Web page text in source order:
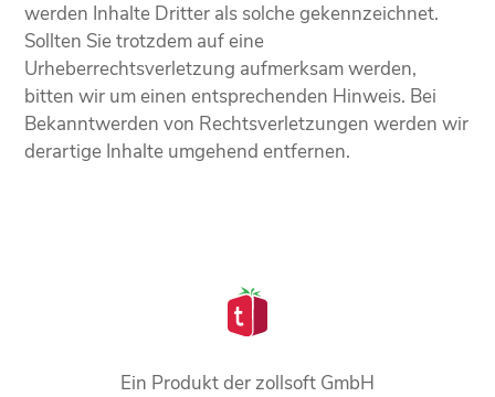
werden Inhalte Dritter als solche gekennzeichnet.
Sollten Sie trotzdem auf eine
Urheberrechtsverletzung aufmerksam werden,
bitten wir um einen entsprechenden Hinweis. Bei
Bekanntwerden von Rechtsverletzungen werden wir
derartige Inhalte umgehend entfernen.
Ein Produkt der zollsoft GmbH